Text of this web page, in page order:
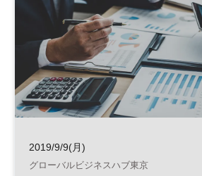
2019/9/9(月)
グローバルビジネスハブ東京